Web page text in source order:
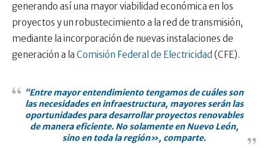
generando así una mayor viabilidad económica en los
proyectos y un robustecimiento a la red de transmisión,
mediante la incorporación de nuevas instalaciones de
generación a la Comisión Federal de Electricidad (CFE).
“Entre mayor entendimiento tengamos de cuáles son
las necesidades en infraestructura, mayores serán las
oportunidades para desarrollar proyectos renovables
de manera eficiente. No solamente en Nuevo León,
sino en toda la región», comparte.